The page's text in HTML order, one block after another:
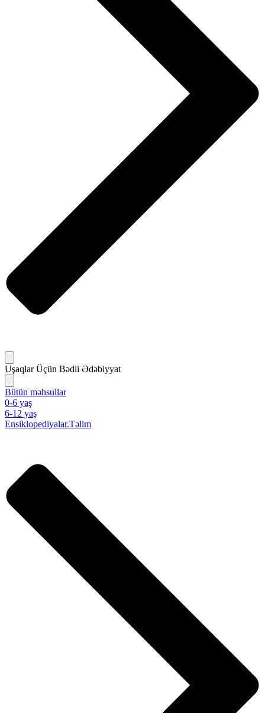
Uşaqlar Üçün Bədii Ədəbiyyat
Bütün məhsullar
0-6 yaş
6-12 yaş
Ensiklopediyalar.Təlim